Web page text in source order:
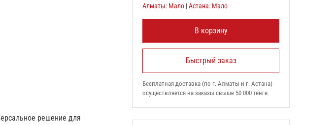
решение для
Алматы: Мало |Астана: Мало
В корзину
Быстрый заказ
Бесплатная доставка (по г. Алматы и г. Астана)
осуществляется на заказы свыше 50 000 тенге.